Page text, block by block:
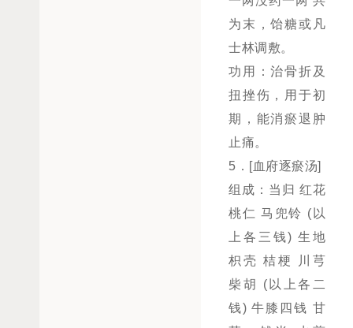
为末，饴糖或凡
士林调敷。
功用：治骨折及
扭挫伤，用于初
期，能消瘀退肿
止痛。
5．[血府逐瘀汤]
组成：当归 红花
桃仁 马兜铃 (以
上各三钱) 生地
枳壳 桔梗 川芎
柴胡 (以上各二
钱) 牛膝四钱 甘